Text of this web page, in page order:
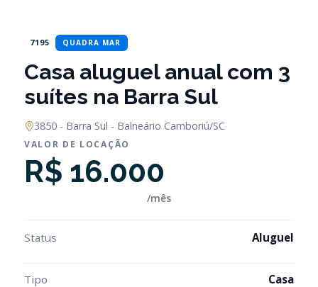
7195 QUADRA MAR
Casa aluguel anual com 3
suítes na Barra Sul
3850 - Barra Sul - Balneário Camboriú/SC
VALOR DE LOCAÇÃO
R$ 16.000
/mês
Status Aluguel
Tipo Casa